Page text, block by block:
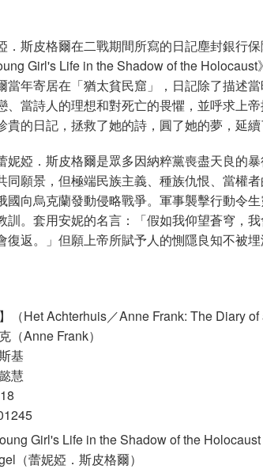
．斯皮格爾在二戰期間所寫的日記塵封銀行
Girl's Life in the Shadow of the
當年寄居在「猶太貧民窟」，日記除了描述
、當詩人的理想和對死亡的畏懼，並呼求上
的日記，拯救了她的詩，圓了她的夢，延續
妮婭．斯皮格爾是眾多因納粹黨喪盡天良的
同願景，但極端民族主義、種族仇恨、當權
國向烏克蘭發動侵略戰爭。軍事襲擊行動令
訓。套用安妮的名言：「假如我仰望蒼穹，
復返。」但願上帝所賦予人的惻隱良知不被
（Het Achterhuis／Anne Frank: The Diary of
（Anne Frank）
基
慧
Girl's Life in the Shadow of the Holocaust
（蕾妮婭．斯皮格爾）